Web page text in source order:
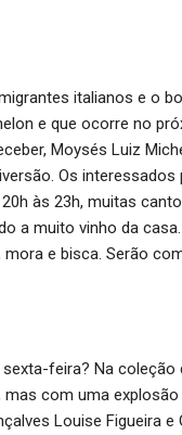
italianos e o
e que ocorre no
Moysés Luiz
Os
às 23h, muitas
a muito vinho da
e bisca. Serão
feira? Na
com uma
Louise Figueira